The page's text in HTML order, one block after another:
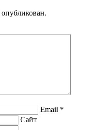
Email *
Сайт